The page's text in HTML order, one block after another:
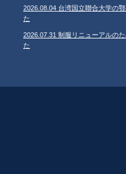
2026.08.04 台湾国立聯合大学の
た
2026.07.31 制服リニューアルの
た